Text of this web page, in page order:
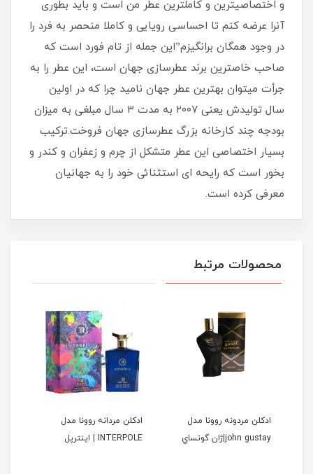
و اختصاصیترین و کاملترین عطر من است و باید بطوری
آنرا عرضه کنم تا احساسی رویایی و کاملا منحصر به فرد را
در وجود همگان برانگیزم”این جمله از تام فورد است که
صاحب خاصترین برند عطرسازی جهان است، این عطر را به
جرأت میتوان بهترین عطر جهان نامید چرا که در اولین
سال تولیدش یعنی ۲۰۰۷ به مدت ۳ سال مبلغی به میزان
بودجه چند کارخانه بزرگ عطرسازی جهان فروخت.ترکیب
بسیار اختصاصی این عطر متشکل از چرم و زعفران و کندر و
بخور است که رایحه ای استثنائی خود را به جهانیان
معرفی کرده است.
محصولات مرتبط
ادكلن مردونه روونا مدل
john gustay|ژان گوتساي
ادكلن مردانه روونا مدل
INTERPOLE | اينترپل